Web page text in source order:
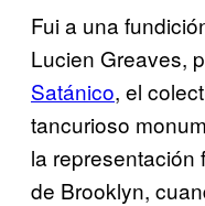
Fui a una
Lucien Greaves,
Satánico, el
tancurioso
la representación
de Brooklyn,